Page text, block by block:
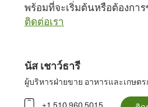
พร้อมที่จะเริ่มต้นหรือต้องกา
ติดต่อเรา
นัส เชาว์ธารี
ผู้บริหารฝ่ายขาย อาหารและเกษต